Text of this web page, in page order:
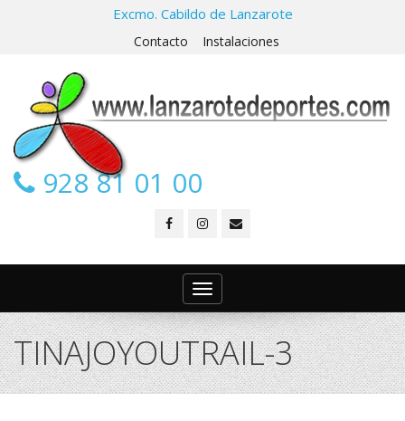
Excmo. Cabildo de Lanzarote
Contacto Instalaciones
928 81 01 00
Toggle
navigation
TINAJOYOUTRAIL-3